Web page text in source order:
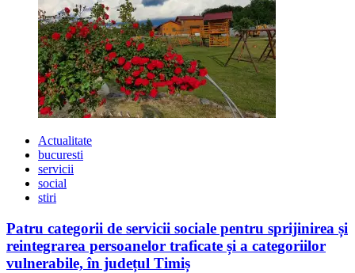
Actualitate
bucuresti
servicii
social
stiri
Patru categorii de servicii sociale pentru sprijinirea și
reintegrarea persoanelor traficate și a categoriilor
vulnerabile, în județul Timiș